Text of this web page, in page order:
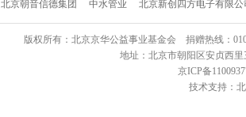
北京朝音信德集团 中水管业 北京新创四方电子有限公
版权所有：北京京华公益事业基金会 捐赠热线：
地址：北京市朝阳区安贞西
京ICP备
技术支持：